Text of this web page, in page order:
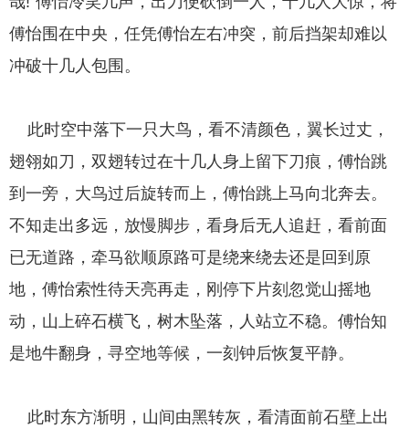
傅怡围在中央，任凭傅怡左右冲突，前后挡架却难以
冲破十几人包围。
此时空中落下一只大鸟，看不清颜色，翼长过丈，
翅翎如刀，双翅转过在十几人身上留下刀痕，傅怡跳
到一旁，大鸟过后旋转而上，傅怡跳上马向北奔去。
不知走出多远，放慢脚步，看身后无人追赶，看前面
已无道路，牵马欲顺原路可是绕来绕去还是回到原
地，傅怡索性待天亮再走，刚停下片刻忽觉山摇地
动，山上碎石横飞，树木坠落，人站立不稳。傅怡知
是地牛翻身，寻空地等候，一刻钟后恢复平静。
此时东方渐明，山间由黑转灰，看清面前石壁上出